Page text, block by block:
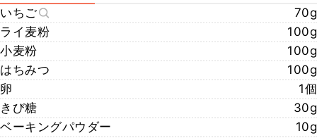
いちご
70g
ライ麦粉
100g
小麦粉
100g
はちみつ
100g
卵
1個
きび糖
30g
ベーキングパウダー
10g